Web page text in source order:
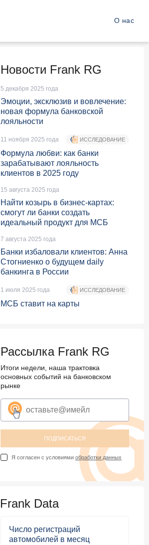
О нас
Новости Frank RG
5 декабря 2025 года
Эмоции, эксклюзив и вовлечение:
новая формула банковской
лояльности
11 ноября 2025 года ИССЛЕДОВАНИЕ
Формула любви: как банки
зарабатывают лояльность
клиентов в 2025 году
15 августа 2025 года
Найти козырь в бизнес-картах:
смогут ли банки создать
идеальный продукт для МСБ
7 августа 2025 года
Банки избаловали клиентов: Анна
Стогниенко о будущем daily
банкинга в России
1 июля 2025 года ИССЛЕДОВАНИЕ
МСБ ставит на карты
Рассылка Frank RG
Итоги недели, наша трактовка
основных событий на банковском
рынке
ПОДПИСАТЬСЯ
Я согласен с условиями обработки данных
Frank Data
Число регистраций
автомобилей в месяц